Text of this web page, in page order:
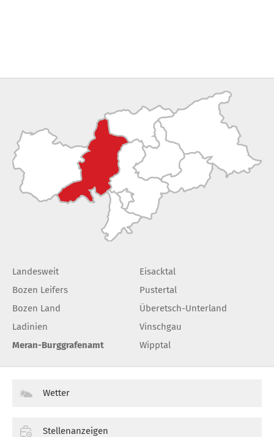
Landesweit
Bozen Leifers
Bozen Land
Ladinien
Meran-Burggrafenamt
Eisacktal
Pustertal
Überetsch-Unterland
Vinschgau
Wipptal
Wetter
Stellenanzeigen